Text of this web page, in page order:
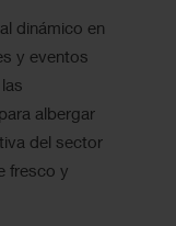
dinámico en
y eventos
albergar
del sector
fresco y